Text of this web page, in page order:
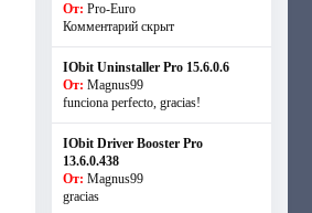
От: Pro-Euro
Комментарий скрыт
IObit Uninstaller Pro 15.6.0.6
От: Magnus99
funciona perfecto, gracias!
IObit Driver Booster Pro
13.6.0.438
От: Magnus99
gracias